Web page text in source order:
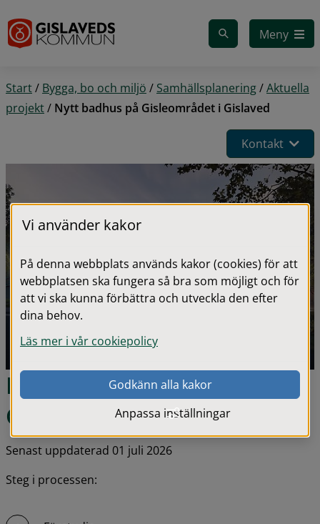
Meny
Start/ Bygga, bo och miljö / Samhällsplanering/Aktuella
projekt/ Nytt badhus på Gisleområdet i Gislaved
Kontakt
Nytt badhus på
Gisleområdet i Gislaved
Senast uppdaterad 01 juli 2026
Steg i processen:
Vi använder kakor
På denna webbplats används kakor (cookies) för att
webbplatsen ska fungera så bra som möjligt och för
att vi ska kunna förbättra och utveckla den efter
dina behov.
Läs mer i vår cookiepolicy
Godkänn alla kakor
Anpassa inställningar